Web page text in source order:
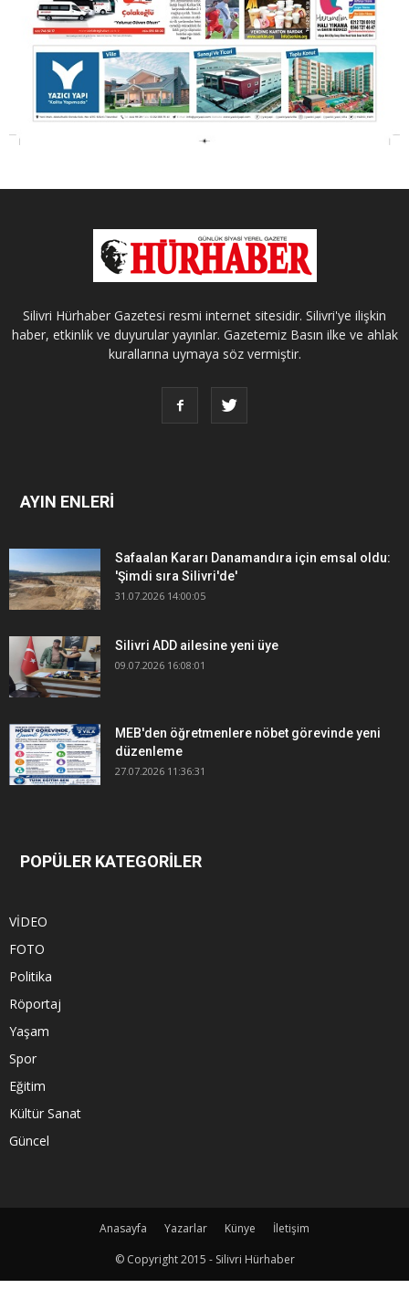
Silivri Hürhaber Gazetesi resmi internet sitesidir. Silivri'ye ilişkin
haber, etkinlik ve duyurular yayınlar. Gazetemiz Basın ilke ve ahlak
kurallarına uymaya söz vermiştir.
AYIN ENLERİ
Safaalan Kararı Danamandıra için emsal oldu:
'Şimdi sıra Silivri'de'
31.07.2026 14:00:05
Silivri ADD ailesine yeni üye
09.07.2026 16:08:01
MEB'den öğretmenlere nöbet görevinde yeni
düzenleme
27.07.2026 11:36:31
POPÜLER KATEGORİLER
VİDEO
FOTO
Politika
Röportaj
Yaşam
Spor
Eğitim
Kültür Sanat
Güncel
Anasayfa Yazarlar Künye
İletişim
© Copyright 2015 - Silivri Hürhaber